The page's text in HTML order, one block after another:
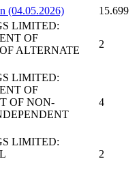
(04.05.2026) 15.699
LIMITED:
OF
ALTERNATE
2
LIMITED:
OF
OF NON-
4
LIMITED:
2